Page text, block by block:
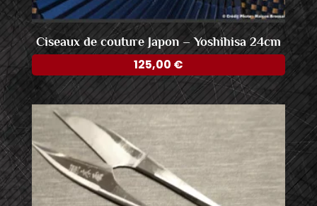
Ciseaux de couture Japon – Yoshihisa 24cm
125,00 €